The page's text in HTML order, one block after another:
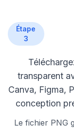
Étape
3
transparent
Canva, Figma,
conception
Le fichier PNG